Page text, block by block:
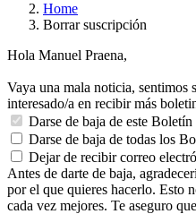
Home
Borrar suscripción
Hola Manuel Praena,
Vaya una mala noticia, sentimos
interesado/a en recibir más
Darse de baja de este Boletín
Darse de baja de todas los
Dejar de recibir correo
Antes de darte de baja,
por el que quieres hacerlo. Esto
cada vez mejores. Te aseguro